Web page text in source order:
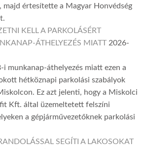
értesítette a Magyar Honvédség
KELL A PARKOLÁSÉRT
ÁTHELYEZÉS MIATT 2026-
i munkanap-áthelyezés miatt ezen a
hétköznapi parkolási szabályok
Ez azt jelenti, hogy a Miskolci
Kft. által üzemeltetett felszíni
a gépjárművezetőknek parkolási
SEGÍTI A LAKOSOKAT